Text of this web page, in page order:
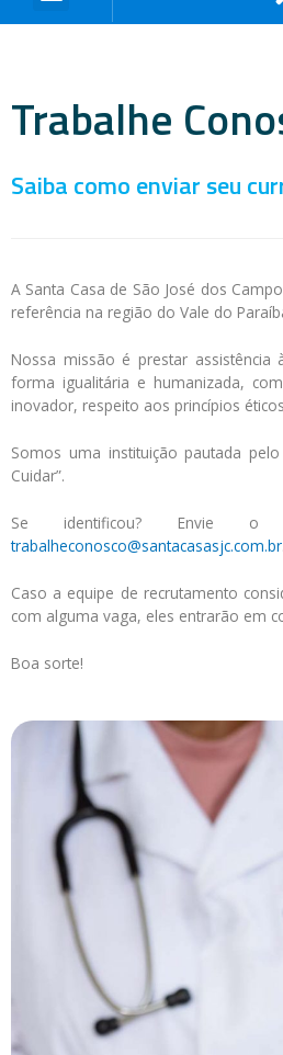
Trabalhe
Saiba como enviar seu
A Santa Casa de São José dos
referência na região do Vale do
Nossa missão é prestar assistência
forma igualitária e humanizada,
inovador, respeito aos princípios
Somos uma instituição pautada
Cuidar”.
Se identificou? Envie o
trabalheconosco@santacasasjc.com.br
Caso a equipe de recrutamento
com alguma vaga, eles entrarão em
Boa sorte!